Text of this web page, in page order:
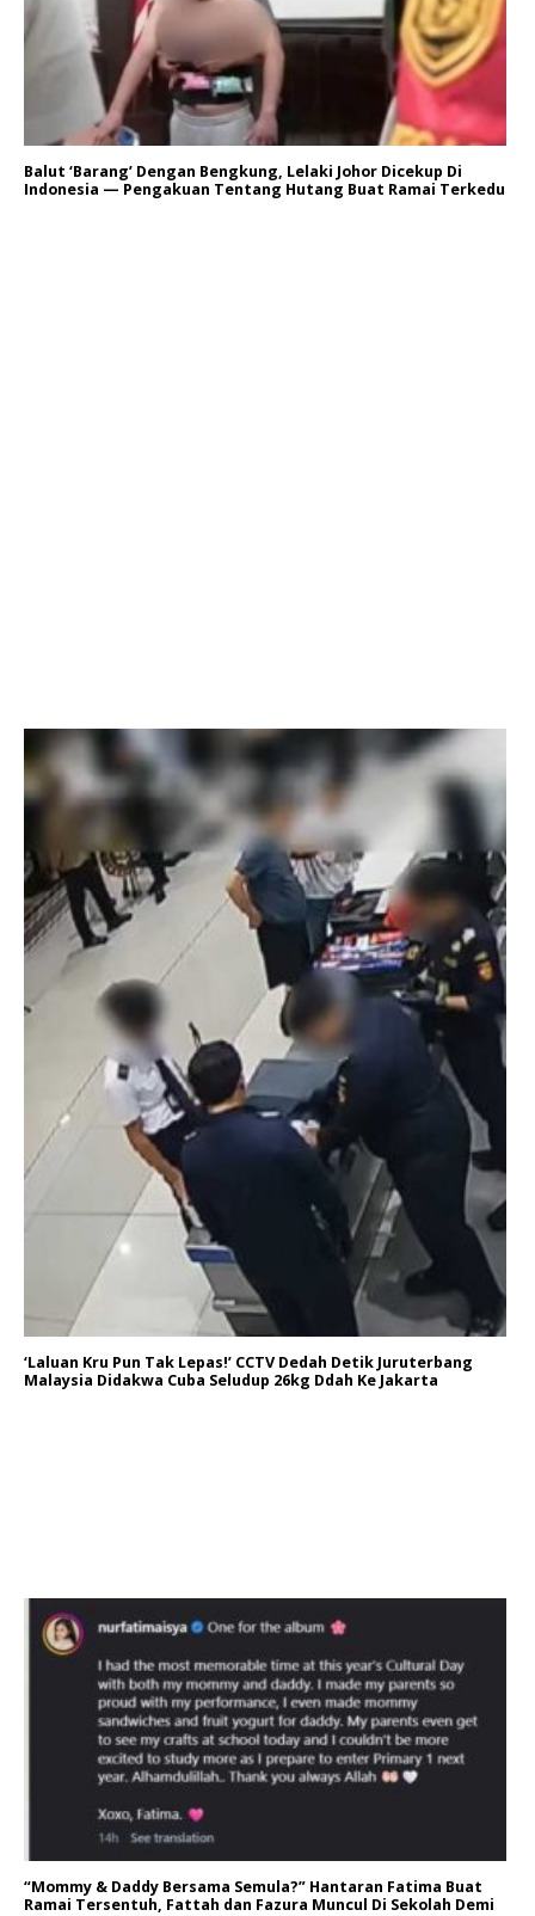
Balut ‘Barang’ Dengan Bengkung, Lelaki Johor Dicekup Di
Indonesia — Pengakuan Tentang Hutang Buat Ramai Terkedu
‘Laluan Kru Pun Tak Lepas!’ CCTV Dedah Detik Juruterbang
Malaysia Didakwa Cuba Seludup 26kg Ddah Ke Jakarta
“Mommy & Daddy Bersama Semula?” Hantaran Fatima Buat
Ramai Tersentuh, Fattah dan Fazura Muncul Di Sekolah Demi